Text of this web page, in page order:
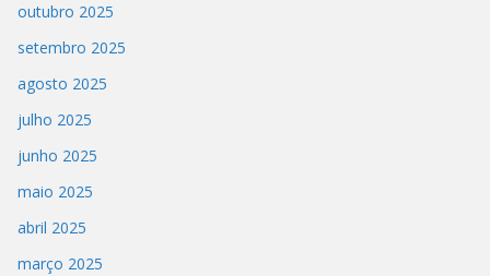
outubro 2025
setembro 2025
agosto 2025
julho 2025
junho 2025
maio 2025
abril 2025
março 2025